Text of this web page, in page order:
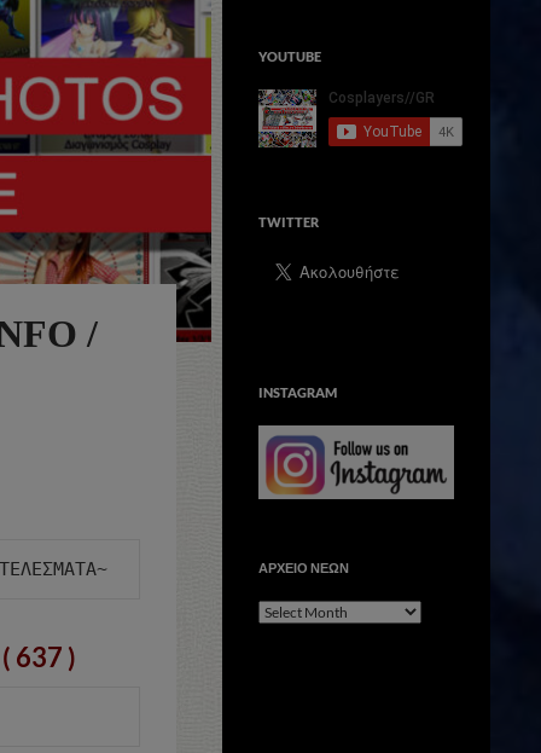
/
~ΕΠΙΛΕΞΤΕ ΠΟΛΗ, ΕΤΟΣ, ΤΥΠΟ, ΚΑΤΗΓΟΡΙΑ Η ΔΙΟΡΓΑΝΩΤΗ ΑΝΑ ΕΝΟΤΗΤΑ, ΓΙΑ ΣΥΓΚΕΚΡΙΜΕΝΑ ΑΠΟΤΕΛΕΣΜΑΤΑ~
637 )
YOUTUBE
TWITTER
INSTAGRAM
ΑΡΧΕΙΟ ΝΕΩΝ
ΑΡΧΕΙΟ